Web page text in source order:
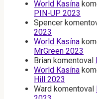
World Kasína
PIN-UP 2023
Spencer
2023
World Kasína
MrGreen 2023
Brian komentoval
World Kasína
Hill 2023
Ward komentoval